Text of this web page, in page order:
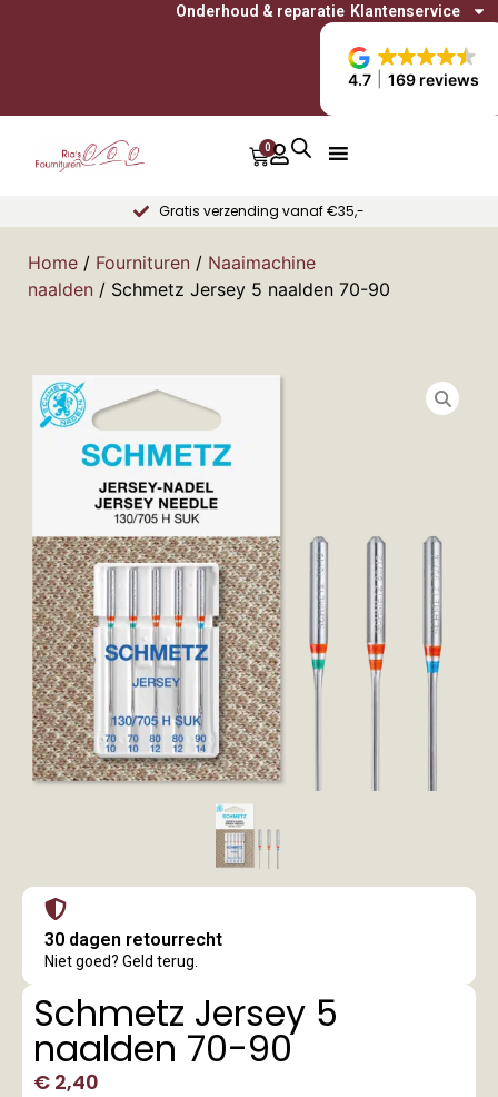
4.7 169 reviews
Onderhoud & reparatie Klantenservice
0
Gratis verzending vanaf €35,-
Home / Fournituren / Naaimachine
naalden / Schmetz Jersey 5 naalden 70-90
30 dagen retourrecht
Niet goed? Geld terug.
Schmetz Jersey 5
naalden 70-90
€ 2,40